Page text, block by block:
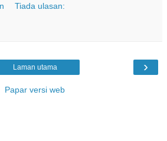
Tiada ulasan:
›
Laman utama
Papar versi web